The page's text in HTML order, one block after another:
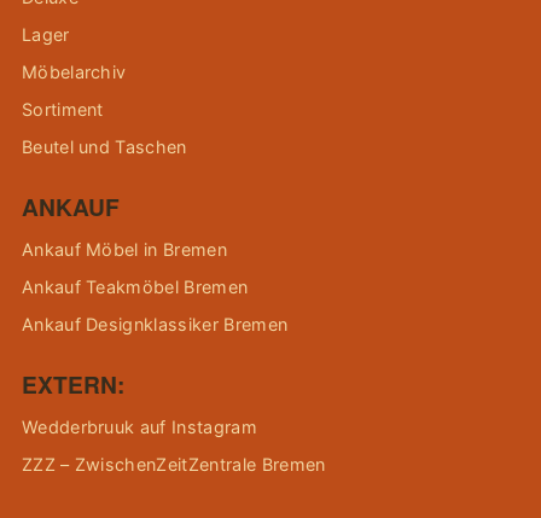
Lager
Möbelarchiv
Sortiment
Beutel und Taschen
ANKAUF
Ankauf Möbel in Bremen
Ankauf Teakmöbel Bremen
Ankauf Designklassiker Bremen
EXTERN:
Wedderbruuk auf Instagram
ZZZ – ZwischenZeitZentrale Bremen